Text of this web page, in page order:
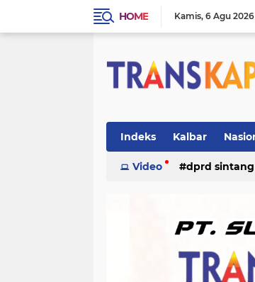
HOME Kamis 6 Agu 2026
Indeks Kalbar
ketapang kriminal
Video dprd sintang